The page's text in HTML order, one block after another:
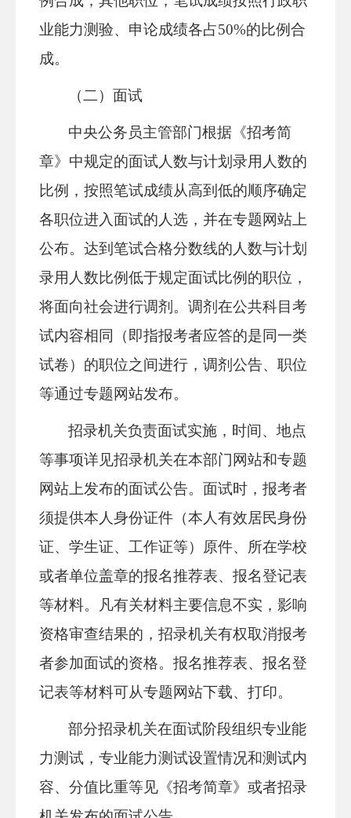
业能力测验、申论成绩各占50%的比例合
成。
（二）面试
中央公务员主管部门根据《招考简
章》中规定的面试人数与计划录用人数的
比例，按照笔试成绩从高到低的顺序确定
各职位进入面试的人选，并在专题网站上
公布。达到笔试合格分数线的人数与计划
录用人数比例低于规定面试比例的职位，
将面向社会进行调剂。调剂在公共科目考
试内容相同（即指报考者应答的是同一类
试卷）的职位之间进行，调剂公告、职位
等通过专题网站发布。
招录机关负责面试实施，时间、地点
等事项详见招录机关在本部门网站和专题
网站上发布的面试公告。面试时，报考者
须提供本人身份证件（本人有效居民身份
证、学生证、工作证等）原件、所在学校
或者单位盖章的报名推荐表、报名登记表
等材料。凡有关材料主要信息不实，影响
资格审查结果的，招录机关有权取消报考
者参加面试的资格。报名推荐表、报名登
记表等材料可从专题网站下载、打印。
部分招录机关在面试阶段组织专业能
力测试，专业能力测试设置情况和测试内
容、分值比重等见《招考简章》或者招录